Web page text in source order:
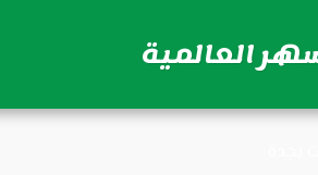
العالمية